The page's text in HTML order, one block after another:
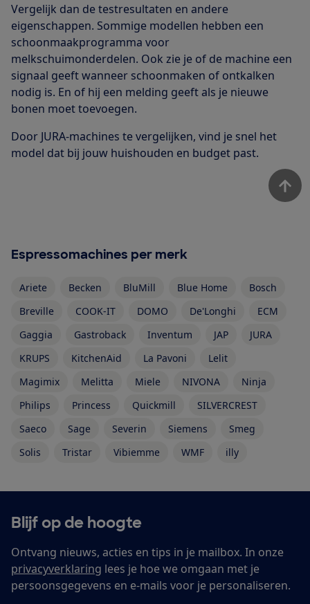
Vergelijk dan de testresultaten en andere
eigenschappen. Sommige modellen hebben een
schoonmaakprogramma voor
melkschuimonderdelen. Ook zie je of de machine een
signaal geeft wanneer schoonmaken of ontkalken
nodig is. En of hij een melding geeft als je nieuwe
bonen moet toevoegen.
Door JURA-machines te vergelijken, vind je snel het
model dat bij jouw huishouden en budget past.
Espressomachines per merk
Ariete Becken BluMill Blue Home
Bosch
Breville
COOK-IT DOMO De'Longhi
ECM
Gaggia
Gastroback Inventum JAP
JURA
KRUPS
KitchenAid La Pavoni
Lelit
Magimix
Melitta Miele NIVONA
Ninja
Philips
Princess Quickmill
SILVERCREST
Saeco
Sage Severin Siemens
Smeg
Solis
Tristar Vibiemme WMF illy
Blijf op de hoogte
Ontvang nieuws, acties en tips in je mailbox. In onze
privacyverklaring lees je hoe we omgaan met je
persoonsgegevens en e-mails voor je personaliseren.